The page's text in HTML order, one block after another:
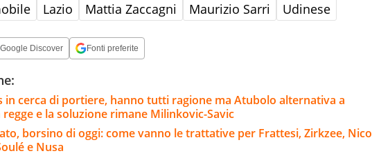
Lazio Mattia Zaccagni Maurizio Sarri Udinese
Google Discover Fonti preferite
in cerca di portiere, hanno tutti ragione ma Atubolo alternativa a
e la soluzione rimane Milinkovic-Savic
borsino di oggi: come vanno le trattative per Frattesi, Zirkzee, Nico
e Nusa